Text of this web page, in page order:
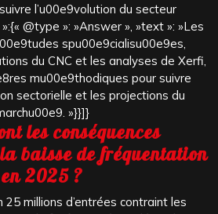
l’u00e9volution du secteur
@type »: »Answer », »text »: »Les
spu00e9cialisu00e9es,
du CNC et les analyses de Xerfi,
mu00e9thodiques pour suivre
sectorielle et les projections du
»}}]}
les conséquences
baisse de fréquentation
en 2025 ?
25 millions d’entrées contraint les